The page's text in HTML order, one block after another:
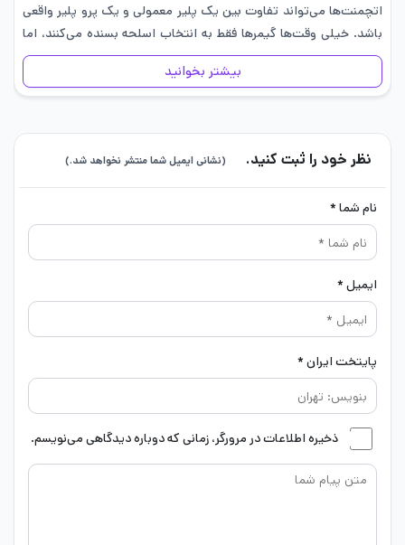
اتچمنت‌ها می‌تواند تفاوت بین یک پلیر معمولی و یک پرو پلیر واقعی
باشد. خیلی وقت‌ها گیمرها فقط به انتخاب اسلحه بسنده می‌کنند، اما
آنچه شلیک دقیق، کنترل بهتر لگد…
بیشتر بخوانید
نظر خود را ثبت کنید. (نشانی ایمیل شما منتشر نخواهد شد.)
نام شما *
ایمیل *
پایتخت ایران *
ذخیره اطلاعات در مرورگر، زمانی که دوباره دیدگاهی می‌نویسم.